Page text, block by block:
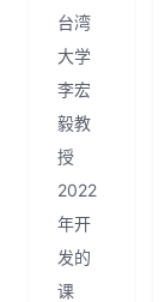
台湾
大学
李宏
毅教
授
2022
年开
发的
课